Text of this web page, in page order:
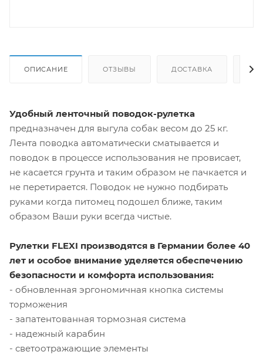
ОПИСАНИЕ ОТЗЫВЫ ДОСТАВКА
Удобный ленточный поводок-рулетка
предназначен для выгула собак весом до 25 кг.
Лента поводка автоматически сматывается и
поводок в процессе использования не провисает,
не касается грунта и таким образом не пачкается и
не перетирается. Поводок не нужно подбирать
руками когда питомец подошел ближе, таким
образом Ваши руки всегда чистые.
Рулетки FLEXI производятся в Германии более 40
лет и особое внимание уделяется обеспечению
безопасности и комфорта использования:
- обновленная эргономичная кнопка системы
торможения
- запатентованная тормозная система
- надежный карабин
- светоотражающие элементы